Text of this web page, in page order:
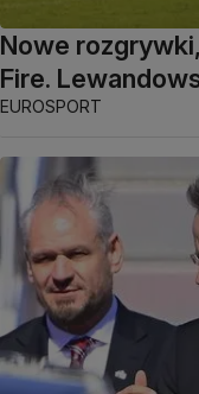
Nowe
Fire.
EUROSPORT